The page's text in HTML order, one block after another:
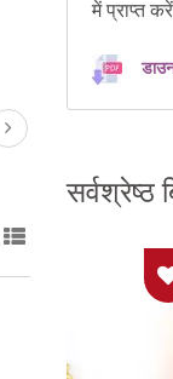
में प्राप्त
सर्वश्रेष्ठ